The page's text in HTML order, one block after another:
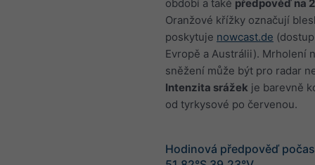
období a také předpověď na
Oranžové křížky označují
poskytuje nowcast.de
Evropě a Austrálii). Mrholení
sněžení může být pro radar
Intenzita srážek je barevně
od tyrkysové po červenou.
Hodinová předpověď